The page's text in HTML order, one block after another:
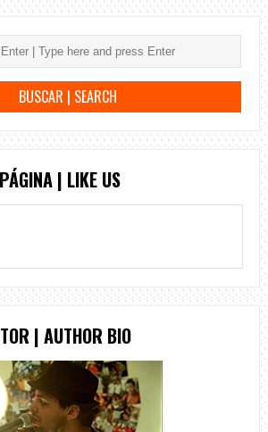
| LIKE US
| AUTHOR BIO